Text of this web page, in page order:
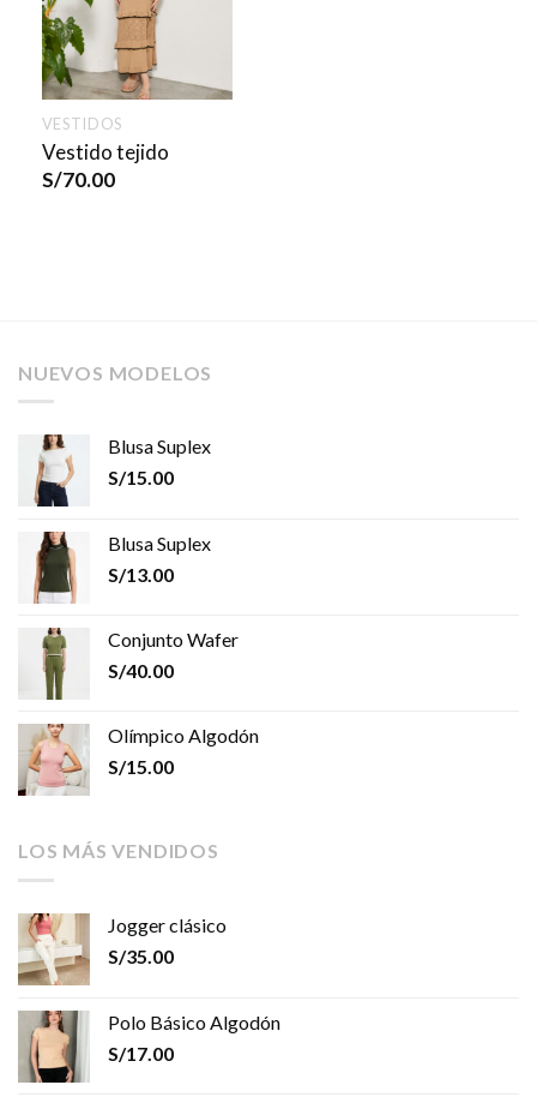
VESTIDOS
Vestido tejido
S/70.00
NUEVOS MODELOS
Blusa Suplex
S/15.00
Blusa Suplex
S/13.00
Conjunto Wafer
S/40.00
Olímpico Algodón
S/15.00
LOS MÁS VENDIDOS
Jogger clásico
S/35.00
Polo Básico Algodón
S/17.00